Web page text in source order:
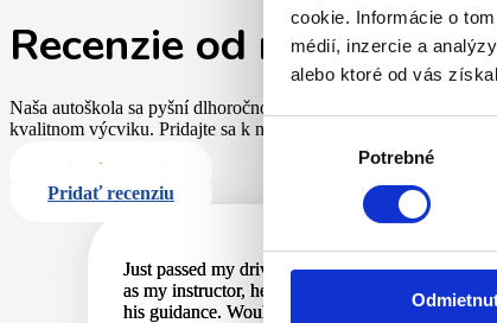
cookie. Informácie o
médií, inzercie a
alebo ktoré od vás
Výber
Potrebné
Recenzie od našich
Naša autoškola sa pyšní dlhoročnou skúsenosťou a kvalitným
kvalitnom výcviku. Pridajte sa k nám a začnite svoju cestu k
Pridať recenziu
Pridať recenziu
Just passed my driving test on my first try all
as my instructor, he was so patient, friendly and
his guidance. Would definitely recommend this